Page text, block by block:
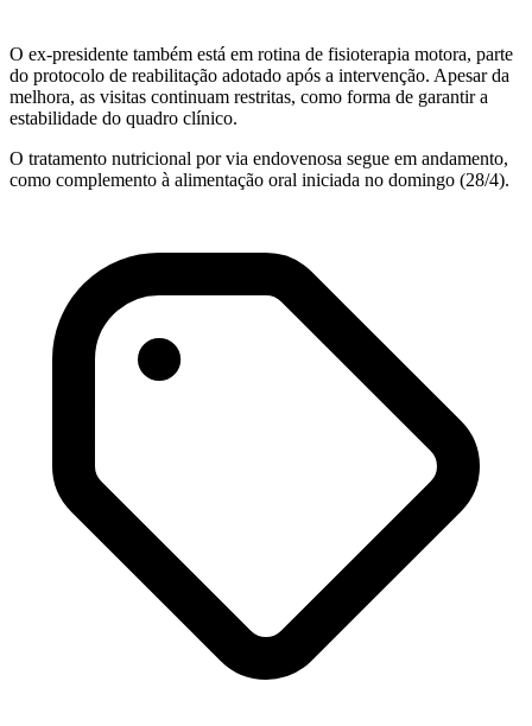
O ex-presidente também está em rotina de fisioterapia motora, parte
do protocolo de reabilitação adotado após a intervenção. Apesar da
melhora, as visitas continuam restritas, como forma de garantir a
estabilidade do quadro clínico.
O tratamento nutricional por via endovenosa segue em andamento,
como complemento à alimentação oral iniciada no domingo (28/4).